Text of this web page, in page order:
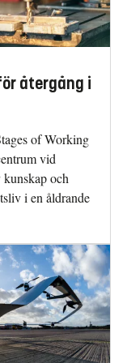
återgång i
of Working
vid
och
i en åldrande